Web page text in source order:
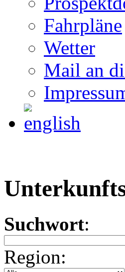
Fahrpläne
Wetter
Mail an
Suchwort:
Region: